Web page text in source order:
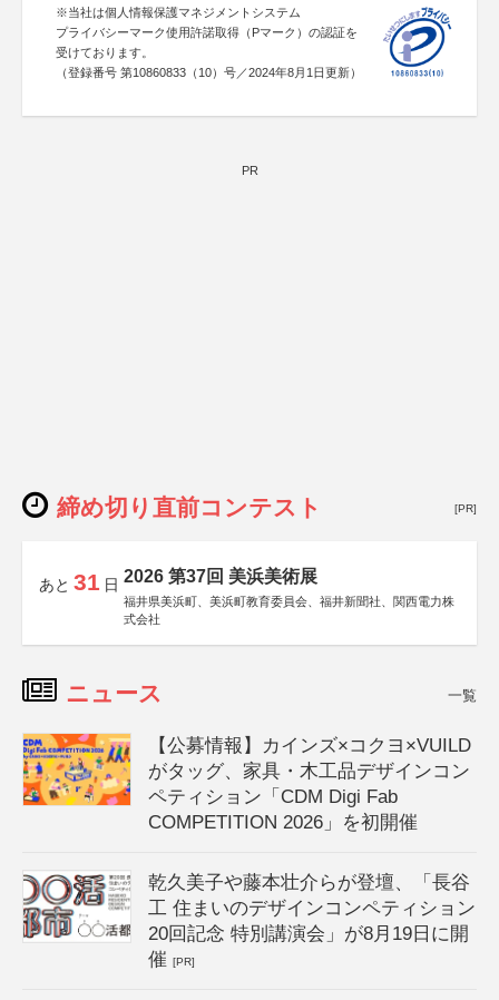
※当社は個人情報保護マネジメントシステム
プライバシーマーク使用許諾取得（Pマーク）の認証を
受けております。
（登録番号 第10860833（10）号／2024年8月1日更新）
PR
締め切り直前コンテスト [PR]
あと 31 日 2026 第37回 美浜美術展
福井県美浜町、美浜町教育委員会、福井新聞社、関西電力株
式会社
ニュース 一覧
【公募情報】カインズ×コクヨ×VUILD
がタッグ、家具・木工品デザインコン
ペティション「CDM Digi Fab
COMPETITION 2026」を初開催
乾久美子や藤本壮介らが登壇、「長谷
工 住まいのデザインコンペティション
20回記念 特別講演会」が8月19日に開
催[PR]